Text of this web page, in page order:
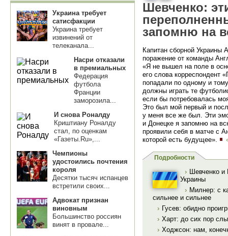
Украина требует
сатисфакции
Украина требует
извинений от
телеканала...
Насри отказали
в премиальных
Федерация
футбола
Франции
заморозила...
И снова Роналду
Криштиану Роналду
стал, по оценкам
«Газеты.Ru»,...
Чемпионы
удостоились почтения
короля
Десятки тысяч испанцев
встретили своих...
Адвокат признан
виновным
Большинство россиян
винят в провале...
Шевченко:
запомню на
Капитан сборной Украины
поражение от команды
«Я не вышел на поле в
его слова корреспондент
попадали по одному и
должны играть те
если бы потребовалась
Это был мой первый и
у меня все же был. Эти
и Донецке я запомню на
проявили себя в матче с
которой есть будущее».
Подробности
› Шевченко и
Украины
› Милнер: с
сильнее и сильнее
› Гусев: обидно
› Харт: до сих пор
› Ходжсон: нам,